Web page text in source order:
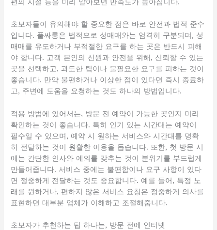
편의 시설 등을 미리 알아보면 만족도가 높아집니다.
초보자들이 유의해야 할 중요한 점은 바로 안전과 법적 준수
입니다. 풀싸롱은 법적으로 성매매와는 엄격히 구분되며, 성
매매를 유도하거나 부적절한 요구를 하는 곳은 반드시 피해
야 합니다. 고객 본인의 신원과 안전을 위해, 신뢰할 수 있는
곳을 선택하고, 과도한 팁이나 불필요한 요구를 피하는 것이
좋습니다. 만약 불편하거나 이상한 점이 있다면 즉시 종료하
고, 주변에 도움을 요청하는 것도 하나의 방법입니다.
적용 방법에 있어서는, 방문 전 예약이 가능한 곳인지 미리
확인하는 것이 좋습니다. 특히 인기 있는 시간대는 예약이
필수일 수 있으며, 예약 시 원하는 서비스와 시간대를 명확
히 전달하는 것이 원활한 이용을 돕습니다. 또한, 첫 방문 시
에는 간단한 인사와 예의를 갖추는 것이 분위기를 부드럽게
만들어줍니다. 서비스 중에는 불편함이나 요구 사항이 있다
면 정중하게 전달하는 것도 중요합니다. 예를 들어, 특정 노
래를 원하거나, 편하지 않은 서비스 요청은 정중하게 의사를
표현하면 대부분 업체가 이해하고 조절해줍니다.
초보자가 추천하는 팁 하나는, 방문 전에 인터넷